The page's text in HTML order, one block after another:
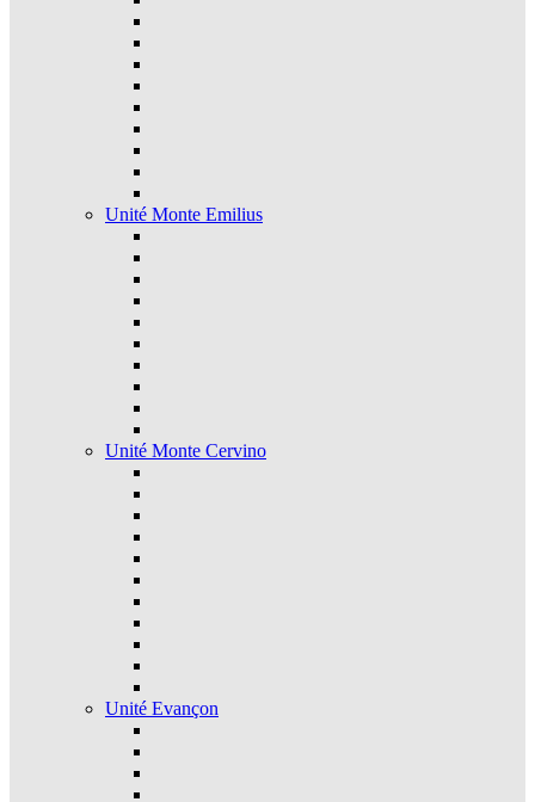
Unité Monte Emilius
Unité Monte Cervino
Unité Evançon